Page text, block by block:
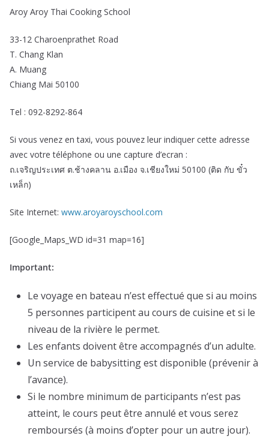
Aroy Aroy Thai Cooking School
33-12 Charoenprathet Road
T. Chang Klan
A. Muang
Chiang Mai 50100
Tel : 092-8292-864
Si vous venez en taxi, vous pouvez leur indiquer cette adresse
avec votre téléphone ou une capture d’ecran :
ถ.เจริญประเทศ ต.ช้างคลาน อ.เมือง จ.เชียงใหม่ 50100 (ติด กับ ขั๋ว
เหล็ก)
Site Internet: www.aroyaroyschool.com
[Google_Maps_WD id=31 map=16]
Important:
Le voyage en bateau n’est effectué que si au moins
5 personnes participent au cours de cuisine et si le
niveau de la rivière le permet.
Les enfants doivent être accompagnés d’un adulte.
Un service de babysitting est disponible (prévenir à
l’avance).
Si le nombre minimum de participants n’est pas
atteint, le cours peut être annulé et vous serez
remboursés (à moins d’opter pour un autre jour).